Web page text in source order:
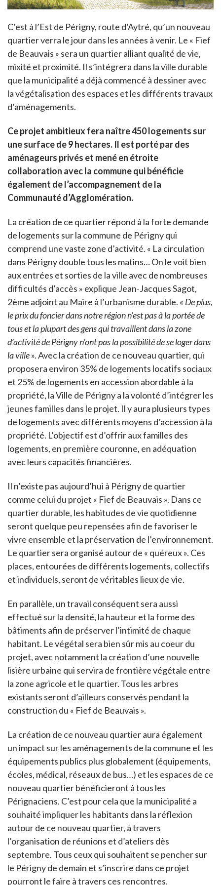
C’est à l’Est de Périgny, route d’Aytré, qu’un nouveau
quartier verra le jour dans les années à venir. Le « Fief
de Beauvais » sera un quartier alliant qualité de vie,
mixité et proximité. Il s’intégrera dans la ville durable
que la municipalité a déjà commencé à dessiner avec
la végétalisation des espaces et les différents travaux
d’aménagements.
Ce projet ambitieux fera naître 450 logements sur
une surface de 9 hectares. Il est porté par des
aménageurs privés et mené en étroite
collaboration avec la commune qui bénéficie
également de l’accompagnement de la
Communauté d’Agglomération.
La création de ce quartier répond à la forte demande
de logements sur la commune de Périgny qui
comprend une vaste zone d’activité. « La circulation
dans Périgny double tous les matins… On le voit bien
aux entrées et sorties de la ville avec de nombreuses
difficultés d’accès » explique Jean-Jacques Sagot,
2ème adjoint au Maire à l’urbanisme durable. « De plus,
le prix du foncier dans notre région n’est pas à la portée de
tous et la plupart des gens qui travaillent dans la zone
d’activité de Périgny n’ont pas la possibilité de se loger dans
la ville». Avec la création de ce nouveau quartier, qui
proposera environ 35% de logements locatifs sociaux
et 25% de logements en accession abordable à la
propriété, la Ville de Périgny a la volonté d’intégrer les
jeunes familles dans le projet. Il y aura plusieurs types
de logements avec différents moyens d’accession à la
propriété. L’objectif est d’offrir aux familles des
logements, en première couronne, en adéquation
avec leurs capacités financières.
Il n’existe pas aujourd’hui à Périgny de quartier
comme celui du projet « Fief de Beauvais ». Dans ce
quartier durable, les habitudes de vie quotidienne
seront quelque peu repensées afin de favoriser le
vivre ensemble et la préservation de l’environnement.
Le quartier sera organisé autour de « quéreux ». Ces
places, entourées de différents logements, collectifs
et individuels, seront de véritables lieux de vie.
En parallèle, un travail conséquent sera aussi
effectué sur la densité, la hauteur et la forme des
bâtiments afin de préserver l’intimité de chaque
habitant. Le végétal sera bien sûr mis au coeur du
projet, avec notamment la création d’une nouvelle
lisière urbaine qui servira de frontière végétale entre
la zone agricole et le quartier. Tous les arbres
existants seront d’ailleurs conservés pendant la
construction du « Fief de Beauvais ».
La création de ce nouveau quartier aura également
un impact sur les aménagements de la commune et les
équipements publics plus globalement (équipements,
écoles, médical, réseaux de bus…) et les espaces de ce
nouveau quartier bénéficieront à tous les
Pérignaciens. C’est pour cela que la municipalité a
souhaité impliquer les habitants dans la réflexion
autour de ce nouveau quartier, à travers
l’organisation de réunions et d’ateliers dès
septembre. Tous ceux qui souhaitent se pencher sur
le Périgny de demain et s’inscrire dans ce projet
pourront le faire à travers ces rencontres.